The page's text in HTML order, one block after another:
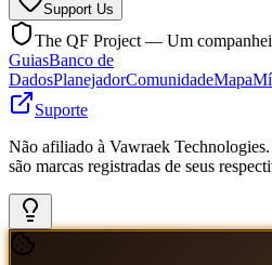
Support Us
The QF Project — Um
GuiasBanco de
DadosPlanejadorComunidadeMapa
Suporte
Não afiliado à Vawraek
são marcas registradas de seus